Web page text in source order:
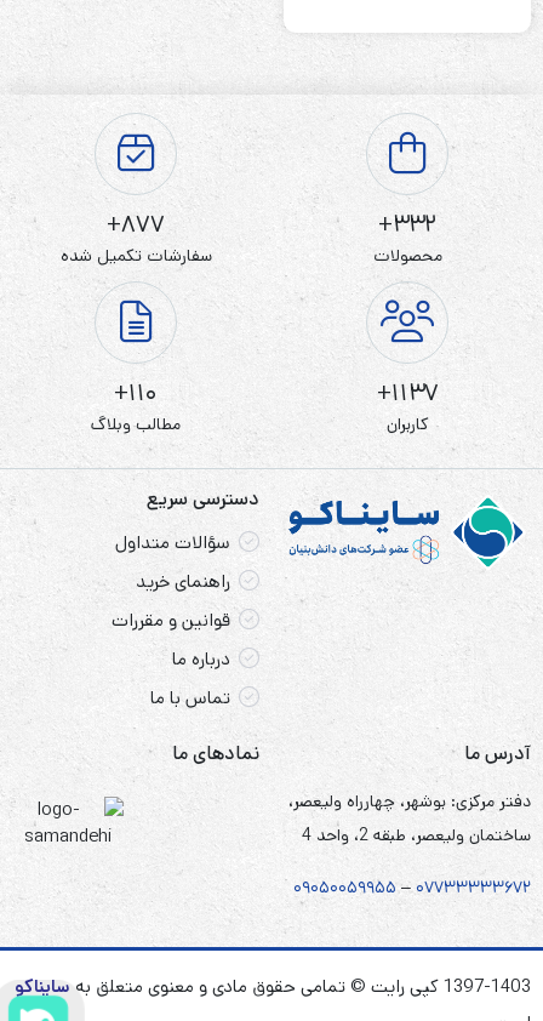
332+
محصولات
877+
سفارشات تکمیل شده
1137+
کاربران
110+
مطالب وبلاگ
دسترسی سریع
سؤالات متداول
راهنمای خرید
قوانین و مقررات
درباره ما
تماس با ما
آدرس ما
دفتر مرکزی: بوشهر، چهارراه ولیعصر،
ساختمان ولیعصر، طبقه 2، واحد 4
۰۷۷۳۳۳۳۳۶۷۲ – ۰۹۰۵۰۰۵۹۹۵۵
نمادهای ما
1397-1403 کپی رایت © تمامی حقوق مادی و معنوی متعلق به
سایناکو